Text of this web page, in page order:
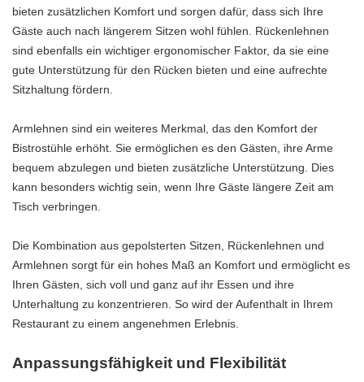
bieten zusätzlichen Komfort und sorgen dafür, dass sich Ihre
Gäste auch nach längerem Sitzen wohl fühlen. Rückenlehnen
sind ebenfalls ein wichtiger ergonomischer Faktor, da sie eine
gute Unterstützung für den Rücken bieten und eine aufrechte
Sitzhaltung fördern.
Armlehnen sind ein weiteres Merkmal, das den Komfort der
Bistrostühle erhöht. Sie ermöglichen es den Gästen, ihre Arme
bequem abzulegen und bieten zusätzliche Unterstützung. Dies
kann besonders wichtig sein, wenn Ihre Gäste längere Zeit am
Tisch verbringen.
Die Kombination aus gepolsterten Sitzen, Rückenlehnen und
Armlehnen sorgt für ein hohes Maß an Komfort und ermöglicht es
Ihren Gästen, sich voll und ganz auf ihr Essen und ihre
Unterhaltung zu konzentrieren. So wird der Aufenthalt in Ihrem
Restaurant zu einem angenehmen Erlebnis.
Anpassungsfähigkeit und Flexibilität